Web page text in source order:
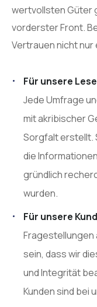
wertvollsten Güter
vorderster Front.
Vertrauen nicht nur
Für unsere
Jede Umfrage
mit akribischer
Sorgfalt erstellt.
die
gründlich
wurden.
Für unsere
Fragestellungen
sein, dass wir
und Integrität
Kunden sind bei